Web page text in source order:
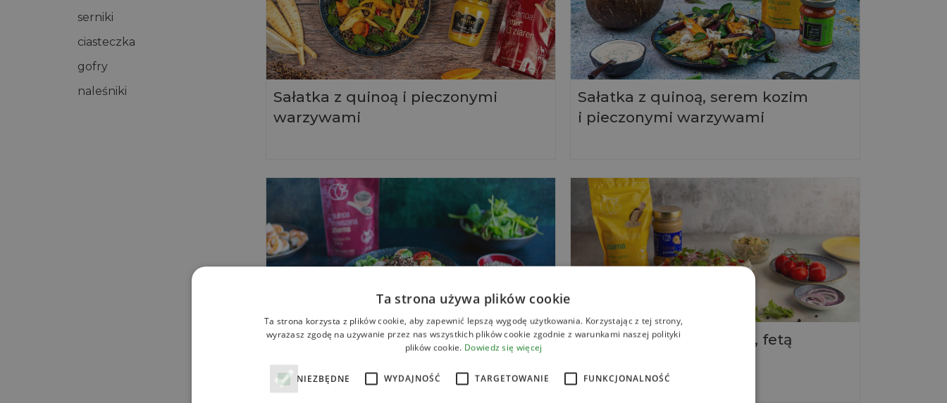
serniki
ciasteczka
gofry
naleśniki
Sałatka z quinoą i pieczonymi
warzywami
Sałatka z quinoą, serem kozim
i pieczonymi warzywami
Szybka sałatka z grillowanymi
Sałatka z quinoa, tahini, fetą
Ta strona używa plików cookie
Ta strona korzysta z plików cookie, aby zapewnić lepszą wygodę użytkowania. Korzystając z tej strony,
wyrażasz zgodę na używanie przez nas wszystkich plików cookie zgodnie z warunkami naszej polityki
plików cookie. Dowiedz się więcej
NIEZBĘDNE WYDAJNOŚĆ TARGETOWANIE FUNKCJONALNOŚĆ